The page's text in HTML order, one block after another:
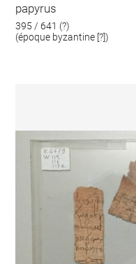
papyrus
395 / 641 (?)
(époque byzantine [?])